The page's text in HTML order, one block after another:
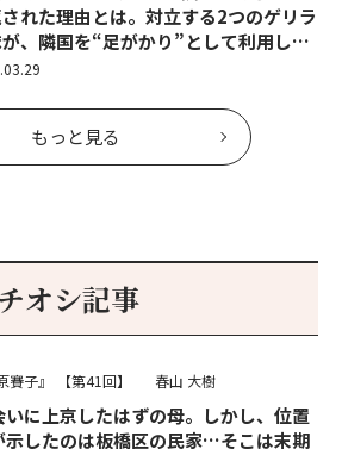
された理由とは。対立する2つのゲリラ
、隣国を“足がかり”として利用し…
もっと見る
オシ記事
賽子』 【第41回】 春山 大樹
いに上京したはずの母。しかし、位置
示したのは板橋区の民家…そこは末期